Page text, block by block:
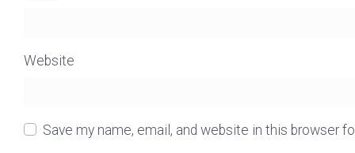
Website
Save my name, email, and website in this browser